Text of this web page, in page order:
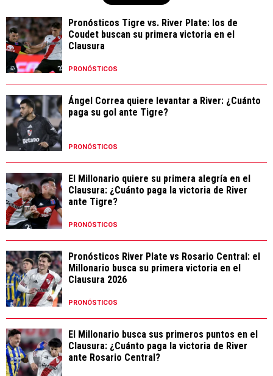
Pronósticos Tigre vs. River Plate: los de
Coudet buscan su primera victoria en el
Clausura
PRONÓSTICOS
Ángel Correa quiere levantar a River: ¿Cuánto
paga su gol ante Tigre?
PRONÓSTICOS
El Millonario quiere su primera alegría en el
Clausura: ¿Cuánto paga la victoria de River
ante Tigre?
PRONÓSTICOS
Pronósticos River Plate vs Rosario Central: el
Millonario busca su primera victoria en el
Clausura 2026
PRONÓSTICOS
El Millonario busca sus primeros puntos en el
Clausura: ¿Cuánto paga la victoria de River
ante Rosario Central?